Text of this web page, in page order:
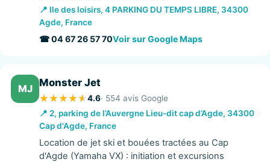
📍 Ile des loisirs, 4 PARKING DU TEMPS LIBRE, 34300
Agde, France
☎ 04 67 26 57 70Voir sur Google Maps
MJ Monster Jet
4.6· 554 avis Google
📍 2, parking de l’Auvergne Lieu-dit cap d’Agde, 34300
Cap d'Agde, France
Location de jet ski et bouées tractées au Cap
d'Agde (Yamaha VX) : initiation et excursions